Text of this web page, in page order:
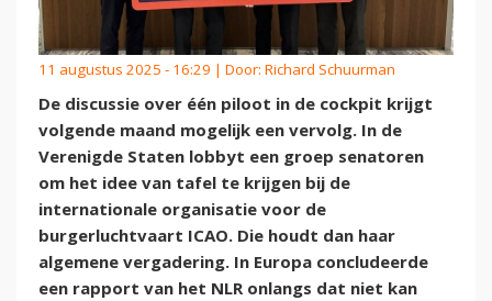
11 augustus 2025 - 16:29 | Door: Richard Schuurman
De discussie over één piloot in de cockpit krijgt
volgende maand mogelijk een vervolg. In de
Verenigde Staten lobbyt een groep senatoren
om het idee van tafel te krijgen bij de
internationale organisatie voor de
burgerluchtvaart ICAO. Die houdt dan haar
algemene vergadering. In Europa concludeerde
een rapport van het NLR onlangs dat niet kan